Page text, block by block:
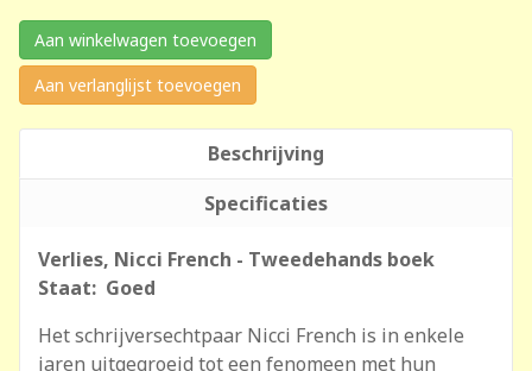
Aan winkelwagen toevoegen
Aan verlanglijst toevoegen
Beschrijving
Specificaties
Verlies, Nicci French - Tweedehands boek
Staat: Goed
Het schrijversechtpaar Nicci French is in enkele
jaren uitgegroeid tot een fenomeen met hun